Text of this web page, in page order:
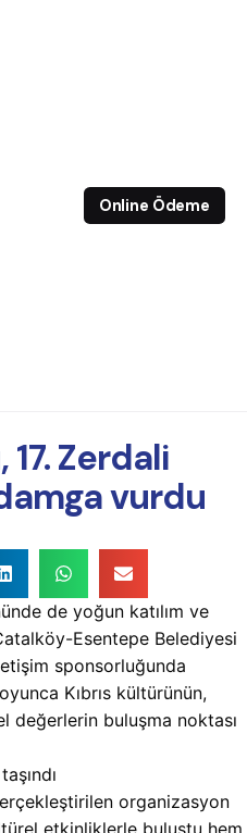
Online Ödeme
17. Zerdali
vurdu
de yoğun katılım ve
Esentepe Belediyesi
sponsorluğunda
Kıbrıs kültürünün,
değerlerin buluşma noktası
organizasyon